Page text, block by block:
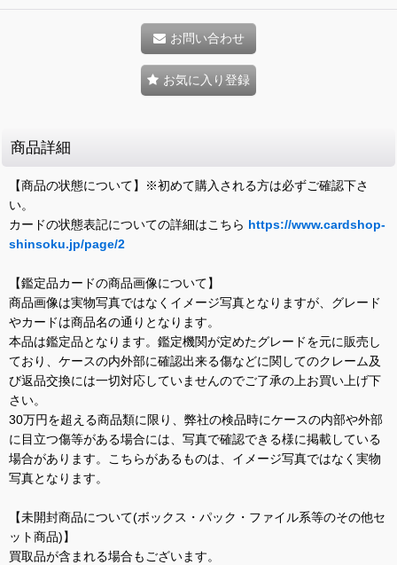
お問い合わせ
お気に入り登録
商品詳細
【商品の状態について】※初めて購入される方は必ずご確認下さ
い。
カードの状態表記についての詳細はこちら https://www.cardshop-
shinsoku.jp/page/2
【鑑定品カードの商品画像について】
商品画像は実物写真ではなくイメージ写真となりますが、グレード
やカードは商品名の通りとなります。
本品は鑑定品となります。鑑定機関が定めたグレードを元に販売し
ており、ケースの内外部に確認出来る傷などに関してのクレーム及
び返品交換には一切対応していませんのでご了承の上お買い上げ下
さい。
30万円を超える商品類に限り、弊社の検品時にケースの内部や外部
に目立つ傷等がある場合には、写真で確認できる様に掲載している
場合があります。こちらがあるものは、イメージ写真ではなく実物
写真となります。
【未開封商品について(ボックス・パック・ファイル系等のその他セ
ット商品)】
買取品が含まれる場合もございます。